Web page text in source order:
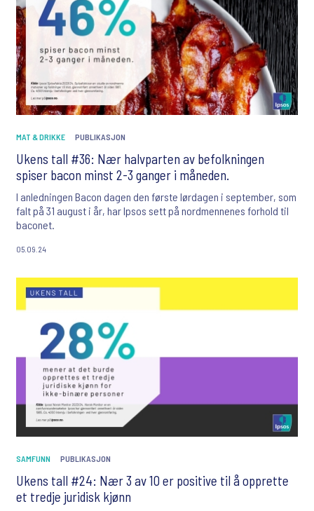
MAT & DRIKKE PUBLIKASJON
Ukens tall #36: Nær halvparten av befolkningen
spiser bacon minst 2-3 ganger i måneden.
I anledningen Bacon dagen den første lørdagen i september, som
falt på 31 august i år, har Ipsos sett på nordmennenes forhold til
baconet.
05.09.24
SAMFUNN PUBLIKASJON
Ukens tall #24: Nær 3 av 10 er positive til å opprette
et tredje juridisk kjønn